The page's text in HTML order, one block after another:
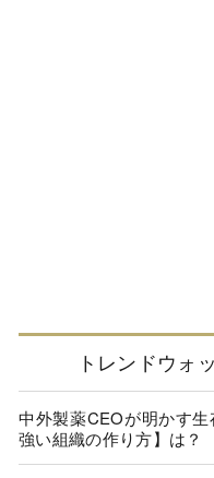
トレンドウォ
中外製薬CEOが明かす
強い組織の作り方】は？